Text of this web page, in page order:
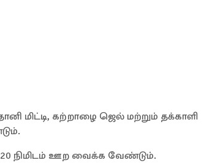
மிட்டி, கற்றாழை ஜெல் மற்றும் தக்காளி
20 நிமிடம் ஊற வைக்க வேண்டும்.